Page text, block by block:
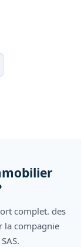
complet. des
la compagnie